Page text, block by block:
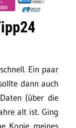
Ein paar
dann auch
(über die
alt ist. Ging
Kopie meines